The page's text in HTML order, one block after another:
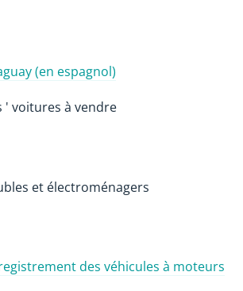
(en espagnol)
' voitures à vendre
et électroménagers
des véhicules à moteurs